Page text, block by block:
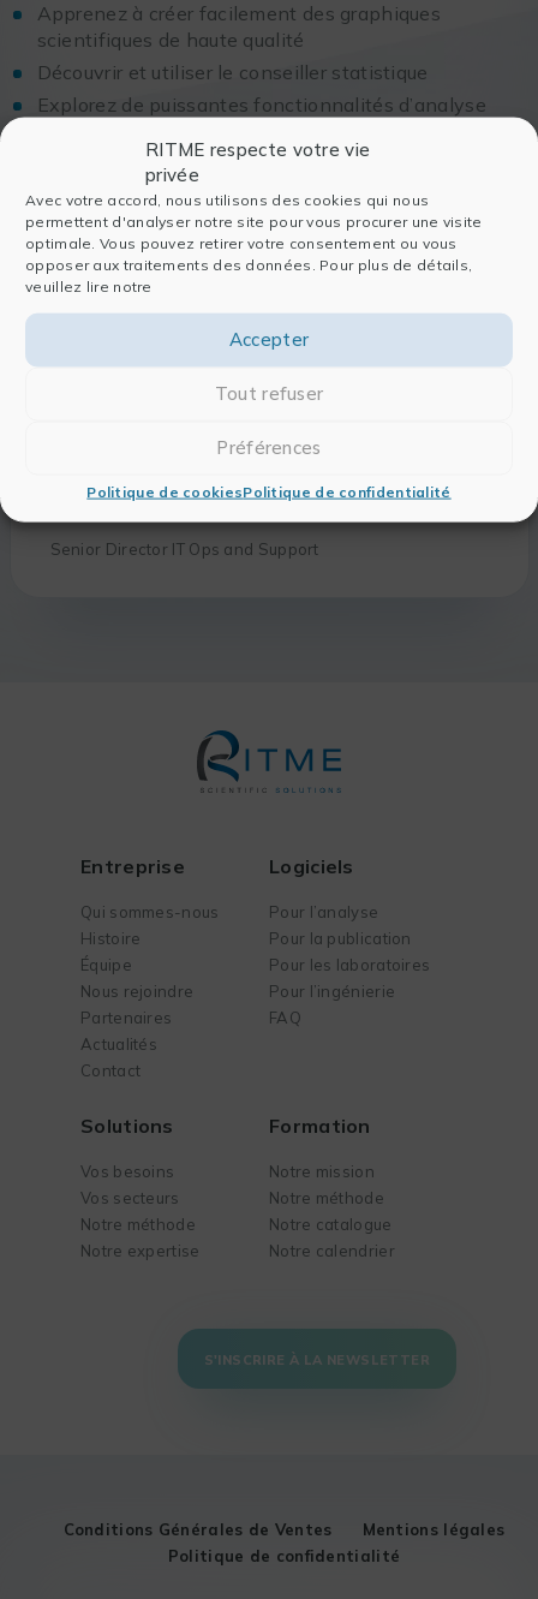
RITME respecte votre vie
privée
Avec votre accord, nous utilisons des cookies qui nous
permettent d'analyser notre site pour vous procurer une visite
optimale. Vous pouvez retirer votre consentement ou vous
opposer aux traitements des données. Pour plus de détails,
veuillez lire notre
Accepter
Tout refuser
Préférences
Politique de cookiesPolitique de confidentialité
Apprenez à créer facilement des graphiques
scientifiques de haute qualité
Découvrir et utiliser le conseiller statistique
Explorez de puissantes fonctionnalités d’analyse
Découvrez comment SigmaPlot peut vous aider dans
la manipulation des données.
Inscrivez-vous dès maintenant pour découvrir toutes les
nouveautés deSigmaPlot V16.
Intervenants
Senior Director IT Ops and Support
Entreprise
Qui sommes-nous
Histoire
Équipe
Nous rejoindre
Partenaires
Actualités
Contact
Logiciels
Pour l’analyse
Pour la publication
Pour les laboratoires
Pour l’ingénierie
FAQ
Solutions
Vos besoins
Vos secteurs
Notre méthode
Notre expertise
Formation
Notre mission
Notre méthode
Notre catalogue
Notre calendrier
S'INSCRIRE À LA NEWSLETTER
Conditions Générales de Ventes
Mentions légales
Politique de confidentialité